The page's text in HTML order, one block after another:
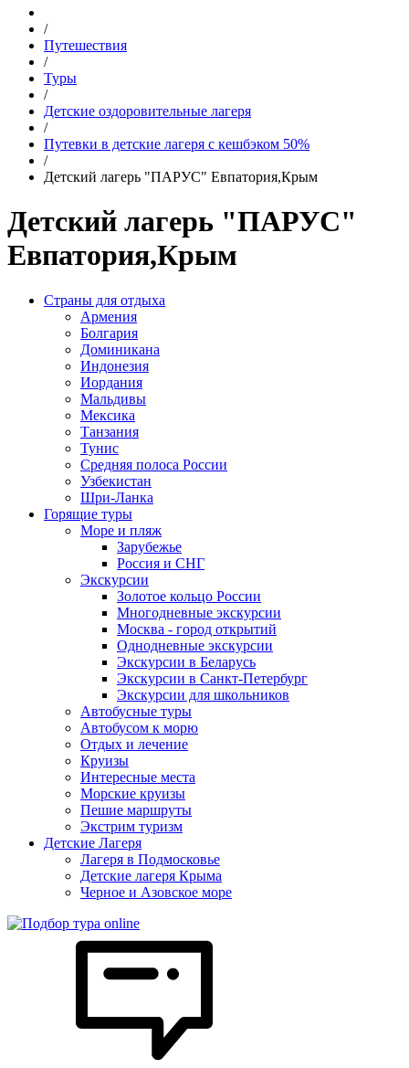
/
Путешествия
/
Туры
/
Детские оздоровительные лагеря
/
Путевки в детские лагеря с кешбэком 50%
/
Детский лагерь "ПАРУС" Евпатория,Крым
Детский лагерь "ПАРУС"
Евпатория,Крым
Страны для отдыха
Армения
Болгария
Доминикана
Индонезия
Иордания
Мальдивы
Мексика
Танзания
Тунис
Средняя полоса России
Узбекистан
Шри-Ланка
Горящие туры
Море и пляж
Зарубежье
Россия и СНГ
Экскурсии
Золотое кольцо России
Многодневные экскурсии
Москва - город открытий
Однодневные экскурсии
Экскурсии в Беларусь
Экскурсии в Санкт-Петербург
Экскурсии для школьников
Автобусные туры
Автобусом к морю
Отдых и лечение
Круизы
Интересные места
Морские круизы
Пешие маршруты
Экстрим туризм
Детские Лагеря
Лагеря в Подмосковье
Детские лагеря Крыма
Черное и Азовское море